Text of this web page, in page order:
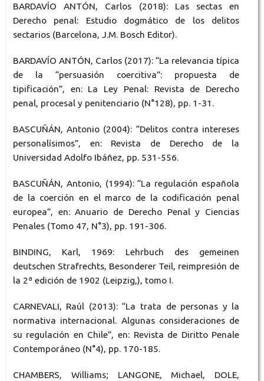
BARDAVÍO ANTÓN, Carlos (2018): Las sectas en
Derecho penal: Estudio dogmático de los delitos
sectarios (Barcelona, J.M. Bosch Editor).
BARDAVÍO ANTÓN, Carlos (2017): “La relevancia típica
de la “persuasión coercitiva”: propuesta de
tipificación”, en: La Ley Penal: Revista de Derecho
penal, procesal y penitenciario (N°128), pp. 1-31.
BASCUÑÁN, Antonio (2004): “Delitos contra intereses
personalísimos”, en: Revista de Derecho de la
Universidad Adolfo Ibáñez, pp. 531-556.
BASCUÑÁN, Antonio, (1994): “La regulación española
de la coerción en el marco de la codificación penal
europea”, en: Anuario de Derecho Penal y Ciencias
Penales (Tomo 47, N°3), pp. 191-306.
BINDING, Karl, 1969: Lehrbuch des gemeinen
deutschen Strafrechts, Besonderer Teil, reimpresión de
la 2ª edición de 1902 (Leipzig,), tomo I.
CARNEVALI, Raúl (2013): “La trata de personas y la
normativa internacional. Algunas consideraciones de
su regulación en Chile”, en: Revista de Diritto Penale
Contemporáneo (N°4), pp. 170-185.
CHAMBERS, Williams; LANGONE, Michael, DOLE,